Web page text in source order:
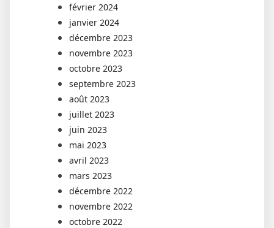
février 2024
janvier 2024
décembre 2023
novembre 2023
octobre 2023
septembre 2023
août 2023
juillet 2023
juin 2023
mai 2023
avril 2023
mars 2023
décembre 2022
novembre 2022
octobre 2022